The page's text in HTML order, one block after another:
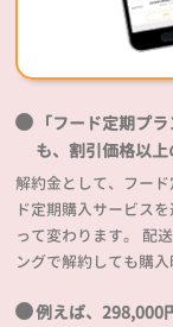
「フード定期プ
も、割引価格以上
解約金として、フー
ド定期購入サービス
って変わります。 配
ングで解約しても購
例えば、298,000